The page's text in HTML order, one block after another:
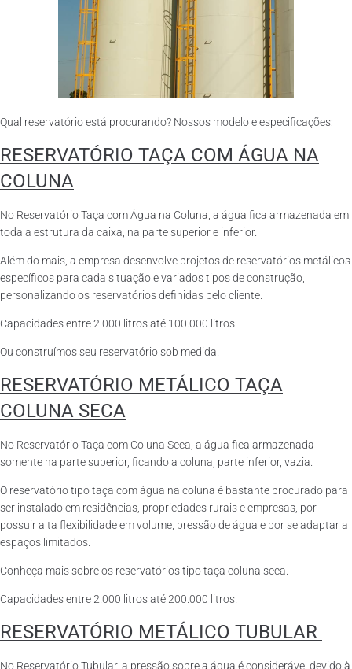
Qual reservatório está procurando? Nossos modelo e especificações:
RESERVATÓRIO TAÇA COM ÁGUA NA
COLUNA
No Reservatório Taça com Água na Coluna, a água fica armazenada em
toda a estrutura da caixa, na parte superior e inferior.
Além do mais, a empresa desenvolve projetos de reservatórios metálicos
específicos para cada situação e variados tipos de construção,
personalizando os reservatórios definidas pelo cliente.
Capacidades entre 2.000 litros até 100.000 litros.
Ou construímos seu reservatório sob medida.
RESERVATÓRIO METÁLICO TAÇA
COLUNA SECA
No Reservatório Taça com Coluna Seca, a água fica armazenada
somente na parte superior, ficando a coluna, parte inferior, vazia.
O reservatório tipo taça com água na coluna é bastante procurado para
ser instalado em residências, propriedades rurais e empresas, por
possuir alta flexibilidade em volume, pressão de água e por se adaptar a
espaços limitados.
Conheça mais sobre os reservatórios tipo taça coluna seca.
Capacidades entre 2.000 litros até 200.000 litros.
RESERVATÓRIO METÁLICO TUBULAR
No Reservatório Tubular, a pressão sobre a água é considerável devido à